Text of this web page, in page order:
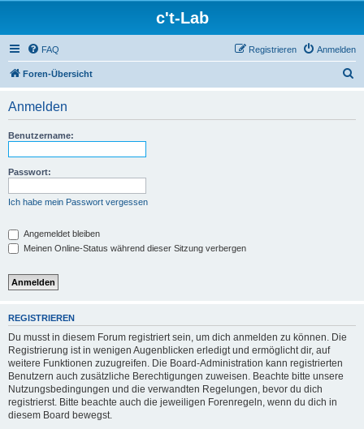
c't-Lab
FAQ Anmelden
Registrieren
Foren-Übersicht
Anmelden
Benutzername:
Passwort:
Ich habe mein Passwort vergessen
Angemeldet bleiben
Meinen Online-Status während dieser Sitzung verbergen
REGISTRIEREN
Du musst in diesem Forum registriert sein, um dich anmelden zu können. Die
Registrierung ist in wenigen Augenblicken erledigt und ermöglicht dir, auf
weitere Funktionen zuzugreifen. Die Board-Administration kann registrierten
Benutzern auch zusätzliche Berechtigungen zuweisen. Beachte bitte unsere
Nutzungsbedingungen und die verwandten Regelungen, bevor du dich
registrierst. Bitte beachte auch die jeweiligen Forenregeln, wenn du dich in
diesem Board bewegst.